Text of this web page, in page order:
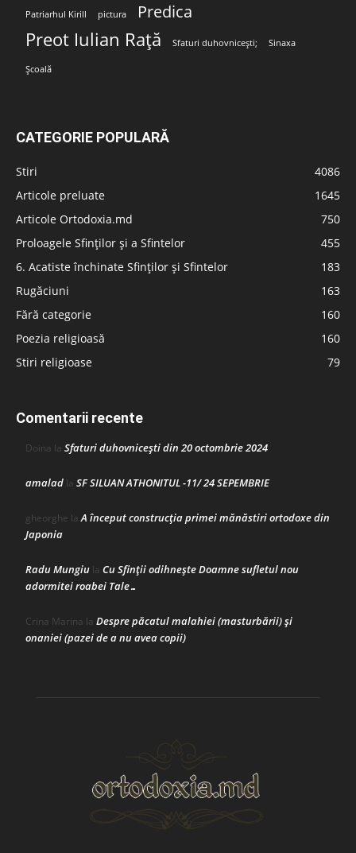
Patriarhul Kirill pictura Predica
Preot Iulian Rață Sfaturi duhovnicești; Sinaxa
Școală
CATEGORIE POPULARĂ
Stiri
4086
Articole preluate
1645
Articole Ortodoxia.md
750
Proloagele Sfinților și a Sfintelor
455
6. Acatiste închinate Sfinților și Sfintelor
183
Rugăciuni
163
Fără categorie
160
Poezia religioasă
160
Stiri religioase
79
Comentarii recente
Doina la Sfaturi duhovnicești din 20 octombrie 2024
amalad la SF SILUAN ATHONITUL -11/ 24 SEPEMBRIE
gheorghe laA început construcţia primei mănăstiri ortodoxe din
Japonia
Radu Mungiu la Cu Sfinții odihnește Doamne sufletul nou
adormitei roabei Tale…
Crina Marina la Despre păcatul malahiei (masturbării) şi
onaniei (pazei de a nu avea copii)